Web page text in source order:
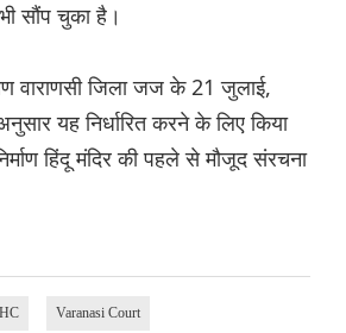
सौंप चुका है।
वाराणसी जिला जज के 21 जुलाई,
यह निर्धारित करने के लिए किया
हिंदू मंदिर की पहले से मौजूद संरचना
Varanasi Court